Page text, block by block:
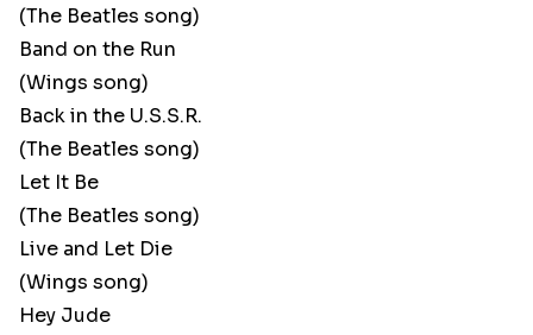
(The Beatles song)
Band on the Run
(Wings song)
Back in the U.S.S.R.
(The Beatles song)
Let It Be
(The Beatles song)
Live and Let Die
(Wings song)
Hey Jude